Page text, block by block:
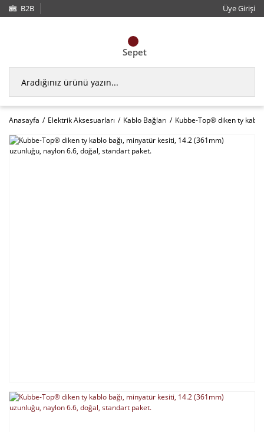
B2B Üye Girişi
Sepet
Anasayfa Elektrik Aksesuarları Kablo Bağları Kubbe-Top® diken ty